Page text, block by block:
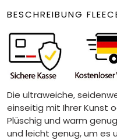
BESCHREIBUNG
Die ultraweiche,
einseitig mit Ihrer Kunst
Plüschig und warm
und leicht genug, um es